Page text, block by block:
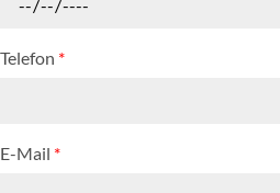
Telefon *
E-Mail *